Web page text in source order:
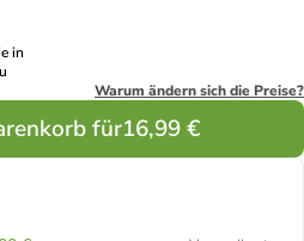
in
Warum ändern sich die Preise?
für16,99 €